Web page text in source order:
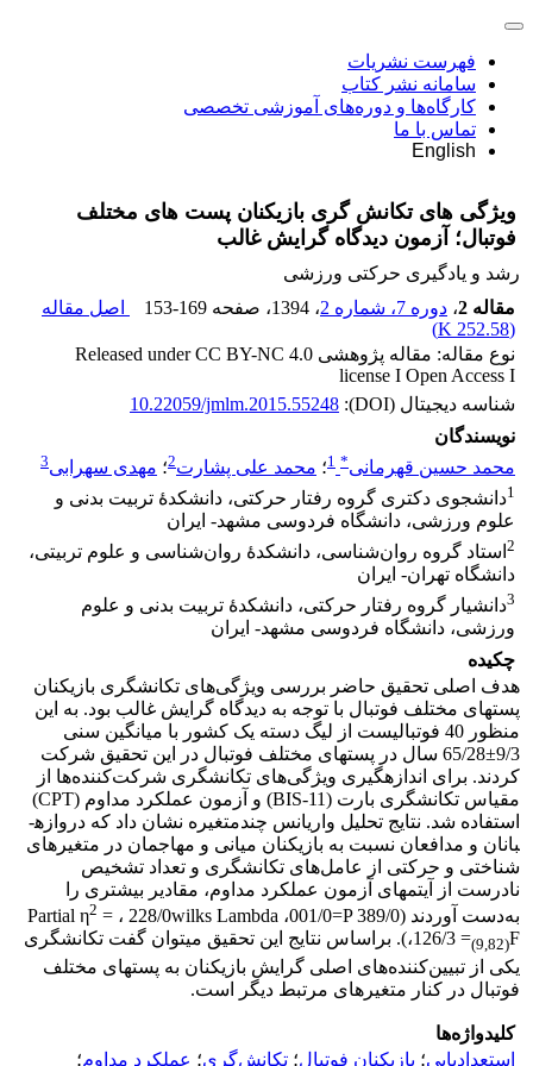
فهرست نشریات
سامانه نشر کتاب
کارگاه‌ها و دوره‌های آموزشی تخصصی
تماس با ما
English
ویژگی های تکانش گری بازیکنان پست های مختلف
فوتبال؛ آزمون دیدگاه گرایش غالب
رشد و یادگیری حرکتی ورزشی
مقاله 2
، دوره 7، شماره 2 ، 1394 ، صفحه 153-169
اصل مقاله
(
252.58 K
)
نوع مقاله: مقاله پژوهشی Released under CC BY-NC 4.0
license I Open Access I
شناسه دیجیتال (DOI):
10.22059/jmlm.2015.55248
نویسندگان
محمد حسین قهرمانی*
1؛ محمد علی پشارت2؛ مهدی سهرابی3
1دانشجوی دکتری گروه رفتار حرکتی، دانشکدۀ تربیت ‌بدنی و
علوم ورزشی، دانشگاه فردوسی مشهد- ایران
2 استاد گروه روا‌‌‌ن‌شناسی، دانشکدۀ روان‌شناسی و علوم تربیتی،
دانشگاه تهران- ایران
3دانشیار گروه رفتار حرکتی، دانشکدۀ تربیت ‌بدنی و علوم
ورزشی، دانشگاه فردوسی مشهد- ایران
چکیده
هدف اصلی تحقیق حاضر بررسی ویژگی‌های تکانش­گری بازیکنان
پست­های مختلف فوتبال با توجه به دیدگاه گرایش غالب بود. به این
منظور 40 فوتبالیست از لیگ دسته یک کشور با میانگین سنی
9/3±65/28 سال در پست­های مختلف فوتبال در این تحقیق شرکت
کردند. برای اندازه­گیری ویژگی‌های تکانش­گری شرکت‌کننده‌ها از
مقیاس تکانش­گری بارت (BIS-11) و آزمون عملکرد مداوم (CPT)
استفاده شد. نتایج تحلیل واریانس چندمتغیره نشان داد که دروازه­
بانان و مدافعان نسبت به بازیکنان میانی و مهاجمان در متغیرهای
شناختی و حرکتی از عامل‌های تکانش­گری و تعداد تشخیص
نادرست از آیتم­های آزمون عملکرد مداوم، مقادیر بیشتری را
به‌دست آوردند (389/0 Partial η
2 = ، 228/0wilks Lambda ،001/0=P
،126/3 =(9,82)
F). براساس نتایج این تحقیق می­توان گفت تکانش­گری
یکی از تبیین‌کننده‌های اصلی گرایش بازیکنان به پست­های مختلف
فوتبال در کنار متغیرهای مرتبط دیگر است.
کلیدواژه‌ها
استعدادیابی؛ بازیکنان فوتبال؛ تکانش‌گری؛ عملکرد مداوم؛